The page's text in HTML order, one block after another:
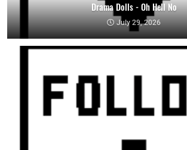
Drama Dolls - Oh Hell No
July 29, 2026